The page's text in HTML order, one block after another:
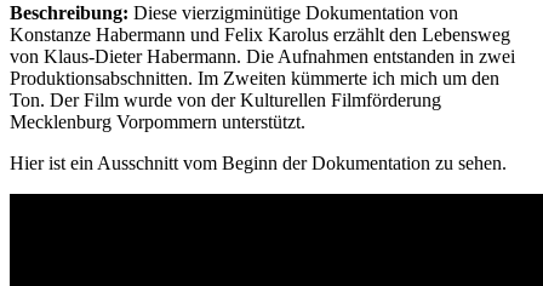
Beschreibung: Diese vierzigminütige Dokumentation von
Konstanze Habermann und Felix Karolus erzählt den Lebensweg
von Klaus-Dieter Habermann. Die Aufnahmen entstanden in zwei
Produktionsabschnitten. Im Zweiten kümmerte ich mich um den
Ton. Der Film wurde von der Kulturellen Filmförderung
Mecklenburg Vorpommern unterstützt.
Hier ist ein Ausschnitt vom Beginn der Dokumentation zu sehen.